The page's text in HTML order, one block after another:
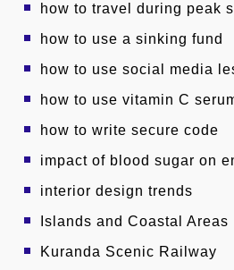
how to travel during peak
how to use a sinking fund
how to use social media
how to use vitamin C
how to write secure code
impact of blood sugar on
interior design trends
Islands and Coastal Areas
Kuranda Scenic Railway